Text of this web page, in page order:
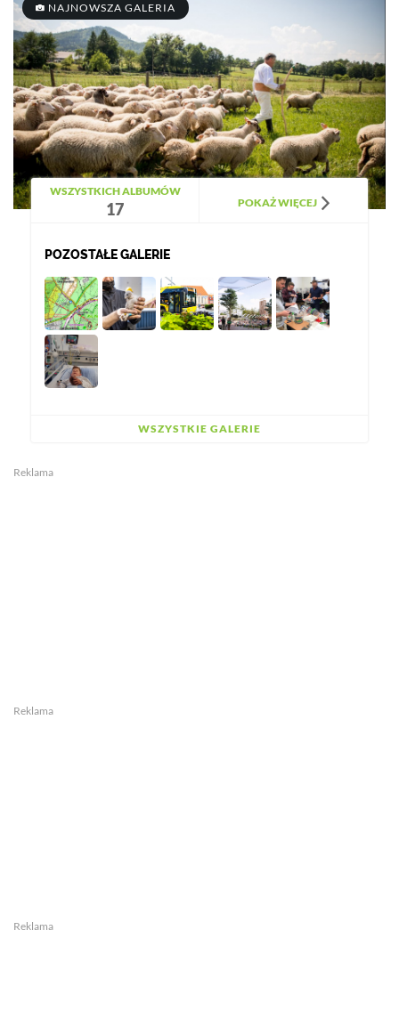
NAJNOWSZA GALERIA
WSZYSTKICH ALBUMÓW
17 POKAŻ WIĘCEJ
POZOSTAŁE GALERIE
WSZYSTKIE GALERIE
Reklama
Reklama
Reklama